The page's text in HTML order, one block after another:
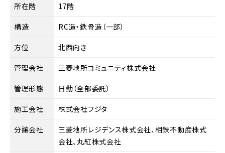
所在階 17階
構造 RC造・鉄骨造（一部）
方位 北西向き
管理会社 三菱地所コミュニティ株式会社
管理形態 日勤（全部委託）
施工会社 株式会社フジタ
分譲会社
三菱地所レジデンス株式会社、相鉄不動産株式
会社、丸紅株式会社